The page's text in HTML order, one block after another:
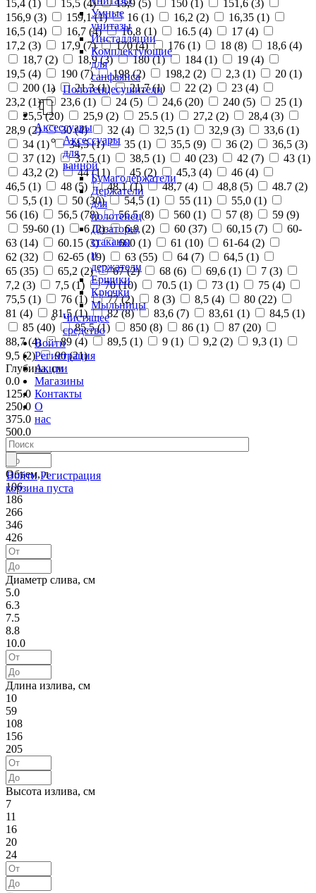
Умные
унитазы
Инсталляции
Комплектующие
для
санфаянса
Полотенцесушители
Аксессуары
Аксессуары
для
ванной
Бумагодержатели
Держатели
для
полотенец
Дозаторы,
стаканы
и
держатели
Ершики
Крючки
Мыльницы
Чистящее
средство
Войти
Регистрация
Акции
Магазины
Контакты
О
нас
Войти Регистрация
корзина пуста
15,4 (1 ) 15,5 (4) 15,9 (5) 150 (1 ) 151,6 (3)
156,9 (3) 159,1 (1) 16 (1) 16,2 (2) 16,35 (1)
16,5 (14) 16,7 (4) 16,8 (1) 16.5 (4) 17 (4)
17,2 (3) 17,9 (7) 170 (4) 176 (1) 18 (8) 18,6 (4)
18,7 (2) 18,9 (3) 180 (1) 184 (1) 19 (4)
19,5 (4) 190 (7) 198 (2) 198,2 (2) 2,3 (1) 20 (1)
200 (1) 21,3 (1) 21,7 (1) 22 (2) 23 (4)
23,2 (1) 23,6 (1) 24 (5) 24,6 (20) 240 (5) 25 (1)
25,5 (20) 25,9 (2) 25.5 (1) 27,2 (2) 28,4 (3)
28,9 (2) 30 (4) 32 (4) 32,5 (1) 32,9 (3) 33,6 (1)
34 (1) 34,5 (1) 35 (1) 35,5 (9) 36 (2) 36,5 (3)
37 (12) 37,5 (1) 38,5 (1) 40 (23) 42 (7) 43 (1)
43,2 (2) 44 (11) 45 (2) 45,3 (4) 46 (4)
46,5 (1) 48 (5) 48,1 (1) 48,7 (4) 48,8 (5) 48.7 (2)
5,5 (1) 50 (30) 54,5 (1) 55 (11) 55,0 (1)
56 (16) 56,5 (78) 56.5 (8) 560 (1) 57 (8) 59 (9)
59-60 (1) 6 (2) 6,9 (2) 60 (37) 60,15 (7)
60-
63 (14) 60.15 (3) 600 (1) 61 (10) 61-64 (2)
62 (32) 62-65 (19) 63 (55) 64 (7) 64,5 (1)
65 (35) 65,2 (2) 67 (2) 68 (6) 69,6 (1) 7 (3)
7,2 (3) 7,5 (1) 70 (10) 70.5 (1) 73 (1) 75 (4)
75,5 (1) 76 (1) 77 (2) 8 (3) 8,5 (4) 80 (22)
81 (4) 81,5 (1) 82 (8) 83,6 (7) 83,61 (1) 84,5 (1)
85 (40) 85,5 (1) 850 (8) 86 (1) 87 (20)
88,7 (4) 89 (4) 89,5 (1) 9 (1) 9,2 (2) 9,3 (1)
9,5 (2) 90 (21)
Глубина, см
0.0
125.0
250.0
375.0
500.0
Объем, л
106
186
266
346
426
Диаметр слива, см
5.0
6.3
7.5
8.8
10.0
Длина излива, см
10
59
108
156
205
Высота излива, см
7
11
16
20
24